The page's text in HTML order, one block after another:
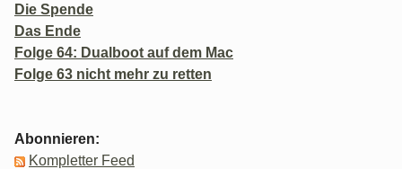
Die Spende
Das Ende
Folge 64: Dualboot auf dem Mac
Folge 63 nicht mehr zu retten
Abonnieren:
Kompletter Feed